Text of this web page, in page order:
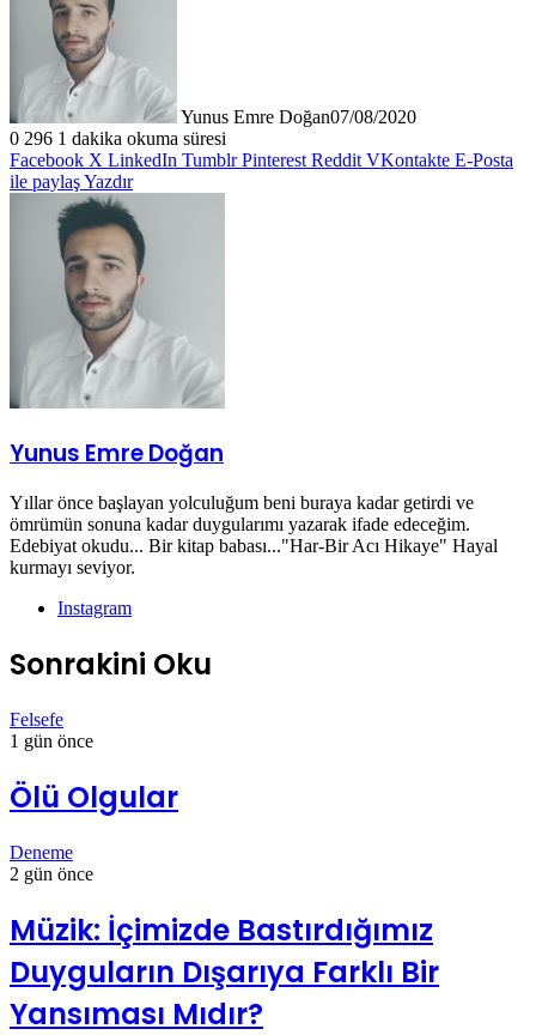
Yunus Emre Doğan07/08/2020
0 296 1 dakika okuma süresi
Facebook X LinkedIn Tumblr Pinterest Reddit VKontakte E-Posta
ile paylaşYazdır
Yunus Emre Doğan
Yıllar önce başlayan yolculuğum beni buraya kadar getirdi ve
ömrümün sonuna kadar duygularımı yazarak ifade edeceğim.
Edebiyat okudu... Bir kitap babası..."Har-Bir Acı Hikaye" Hayal
kurmayı seviyor.
Instagram
Sonrakini Oku
Felsefe
1 gün önce
Ölü Olgular
Deneme
2 gün önce
Müzik: İçimizde Bastırdığımız
Duyguların Dışarıya Farklı Bir
Yansıması Mıdır?